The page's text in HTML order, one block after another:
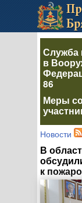
Служба
в
86
Меры
Новости
В
к